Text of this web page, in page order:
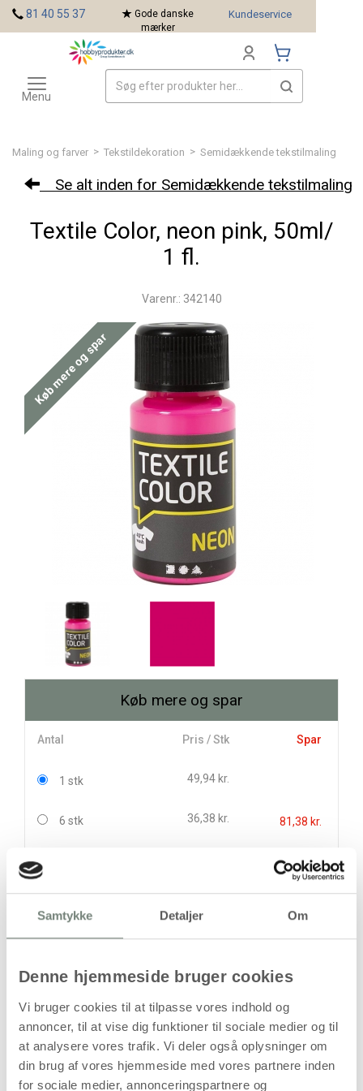
Samtykke Detaljer Om
Denne hjemmeside bruger cookies
Vi bruger cookies til at tilpasse vores indhold og
annoncer, til at vise dig funktioner til sociale medier og til
at analysere vores trafik. Vi deler også oplysninger om
din brug af vores hjemmeside med vores partnere inden
for sociale medier, annonceringspartnere og
Maling og farver > Tekstildekoration > Semidækkende tekstilmaling
Se alt inden for Semidækkende tekstilmaling
Textile Color, neon pink, 50ml/
1 fl.
Varenr.: 342140
Køb mere og spar
Køb mere og spar
Antal Pris / Stk Spar
1 stk 49,94 kr.
6 stk 36,38 kr. 81,38 kr.
kr.ekskl. moms)
Leveringsomkostninger
Kan først bestilles, når det igen er på lager
81 40 55 37
Gode danske
mærker
Kundeservice
Toggle
navigation
Menu
Mærker